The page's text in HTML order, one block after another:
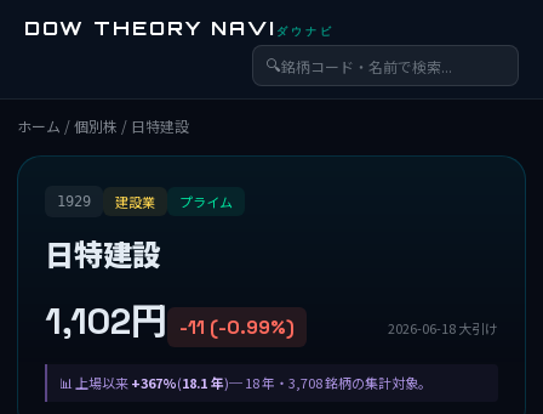
DOW THEORY NAVI ダウナビ
🔍
ホーム /個別株 / 日特建設
1929 建設業 プライム
日特建設
1,102円 -11 (-0.99%) 2026-06-18 大引け
上場以来+367%(18.1 年)─ 18 年・3,708 銘柄の集計対象。